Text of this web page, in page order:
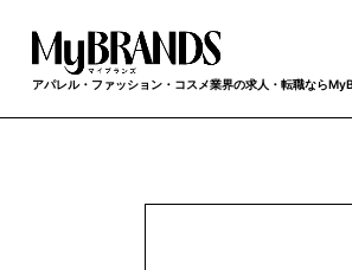
アパレル・ファッション・コスメ業界の求人・転職なら